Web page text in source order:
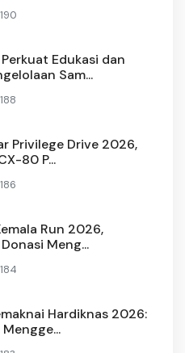
190
Edukasi dan
Sam...
188
Privilege Drive 2026,
80 P...
186
Run 2026,
Meng...
184
Hardiknas 2026: